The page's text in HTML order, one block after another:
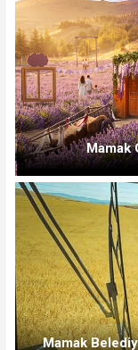
Mamak
Mamak